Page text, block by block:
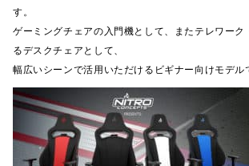
す。
ゲーミングチェアの入門機として、またテレワーク
るデスクチェアとして、
幅広いシーンで活用いただけるビギナー向けモデル